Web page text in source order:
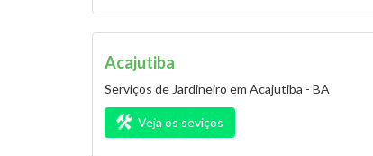
Acajutiba
Serviços de Jardineiro em Acajutiba - BA
Veja os seviços